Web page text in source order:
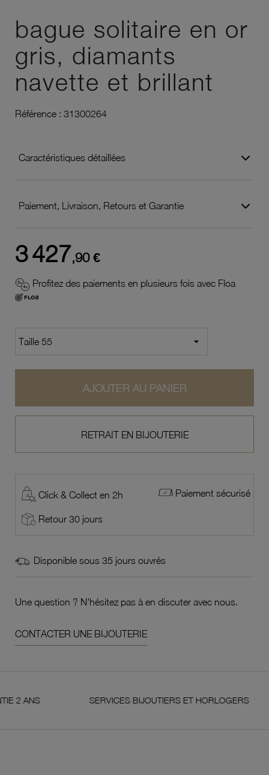
bague solitaire en or
gris, diamants
navette et brillant
Référence : 31300264
Caractéristiques détaillées
Paiement, Livraison, Retours et Garantie
3 427,90 €
Profitez des paiements en plusieurs fois avec Floa
AJOUTER AU PANIER
RETRAIT EN BIJOUTERIE
Click & Collect en 2h Paiement sécurisé
Retour 30 jours
Disponible sous 35 jours ouvrés
Une question ? N'hésitez pas à en discuter avec nous.
CONTACTER UNE BIJOUTERIE
SERVICES BIJOUTIERS ET HORLOGERS